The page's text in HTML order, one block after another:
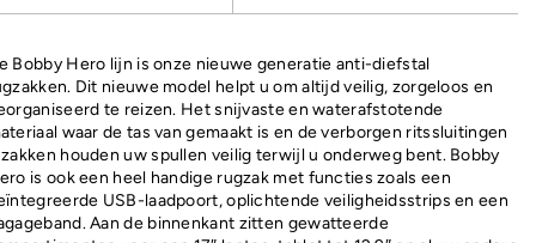
Bobby Hero lijn is onze nieuwe generatie anti-diefstal
Dit nieuwe model helpt u om altijd veilig, zorgeloos en
te reizen. Het snijvaste en waterafstotende
waar de tas van gemaakt is en de verborgen ritssluitingen
zakken houden uw spullen veilig terwijl u onderweg bent. Bobby
is ook een heel handige rugzak met functies zoals een
USB-laadpoort, oplichtende veiligheidsstrips en een
Aan de binnenkant zitten gewatteerde